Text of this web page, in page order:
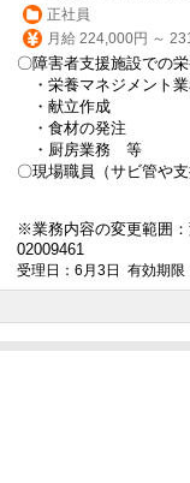
正社員
月給 224,000円 ～
〇障害者支援施設での
・栄養マネジメント
・献立作成
・食材の発注
・厨房業務 等
〇現場職員（サビ管や
※業務内容の変更範囲
02009461
受理日：6月3日 有効期限